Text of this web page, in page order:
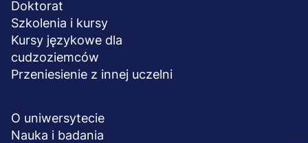
Doktorat
Szkolenia i kursy
Kursy językowe dla
cudzoziemców
Przeniesienie z innej uczelni
O uniwersytecie
Nauka i badania